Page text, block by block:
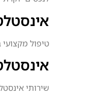
טיפול
שירותי